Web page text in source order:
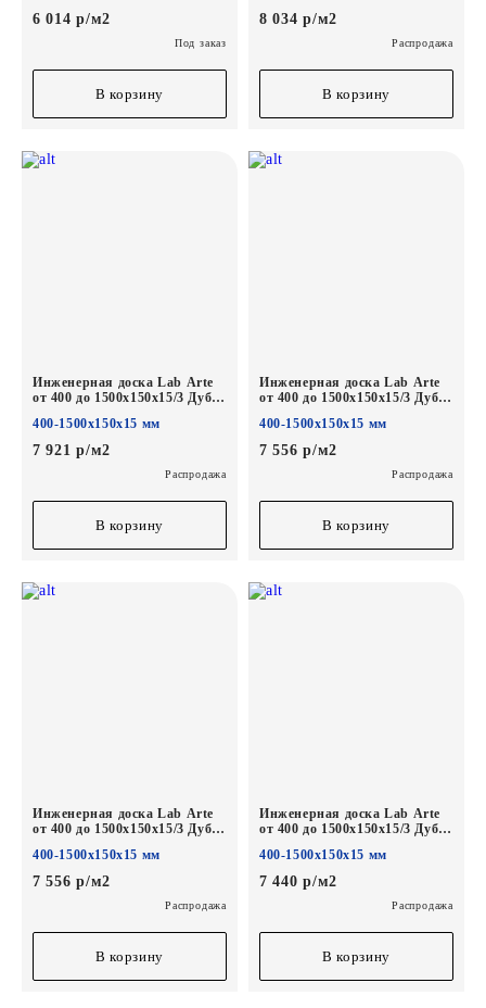
6 014 р/м2
Под заказ
В корзину
8 034 р/м2
Распродажа
В корзину
Инженерная доска Lab Arte
от 400 до 1500х150х15/3 Дуб
400-1500х150х15 мм
7 921 р/м2
Распродажа
В корзину
Инженерная доска Lab Arte
от 400 до 1500х150х15/3 Дуб
400-1500х150х15 мм
7 556 р/м2
Распродажа
В корзину
Инженерная доска Lab Arte
от 400 до 1500х150х15/3 Дуб
400-1500х150х15 мм
7 556 р/м2
Распродажа
В корзину
Инженерная доска Lab Arte
от 400 до 1500х150х15/3 Дуб
400-1500х150х15 мм
7 440 р/м2
Распродажа
В корзину